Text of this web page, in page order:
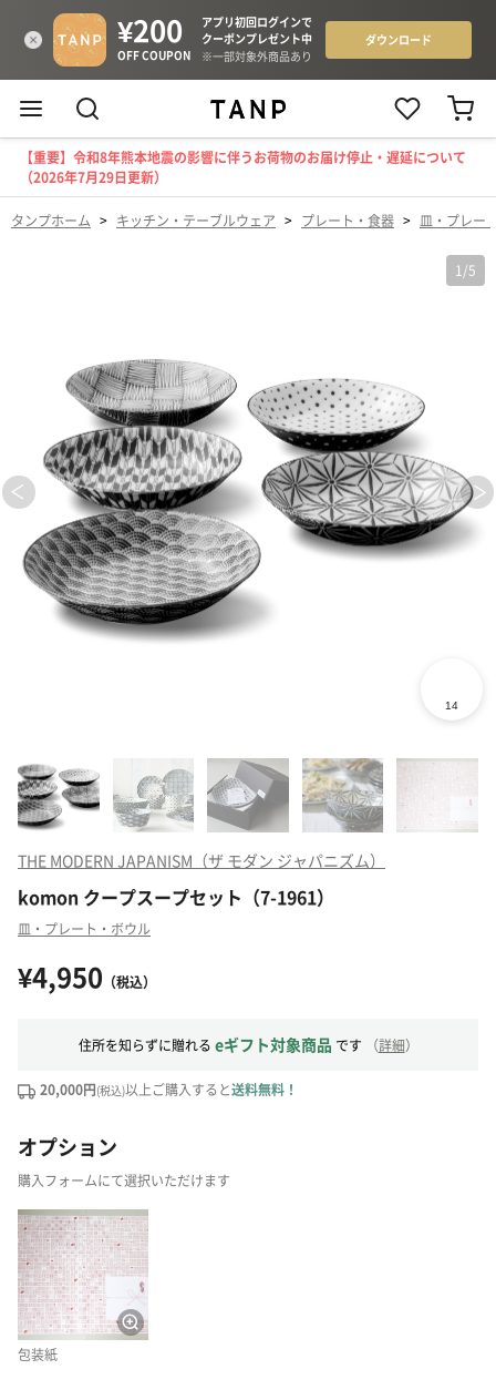
【重要】令和8年熊本地震の影響に伴うお荷物のお届け停止・遅延について
（2026年7月29日更新）
タンプホーム > キッチン・テーブルウェア > プレート・食器 > 皿・プレー
1 /5
THE MODERN JAPANISM（ザ モダン ジャパニズム）
komon クープスープセット（7-1961）
皿・プレート・ボウル
¥4,950 （税込）
住所を知らずに贈れる eギフト対象商品 です （詳細）
20,000円(税込)以上ご購入すると送料無料！
オプション
購入フォームにて選択いただけます
包装紙